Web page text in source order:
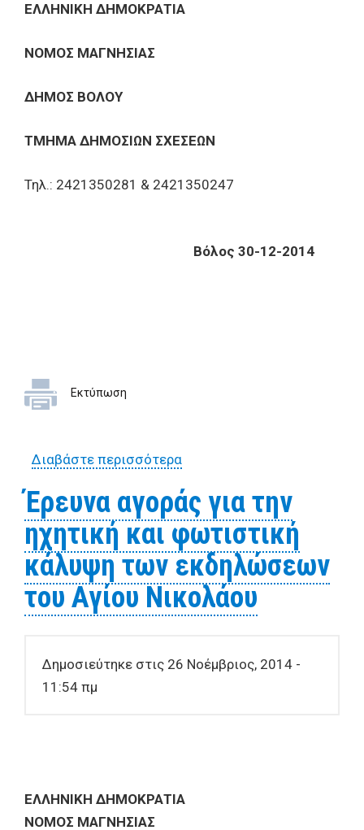
ΕΛΛΗΝΙΚΗ ΔΗΜΟΚΡΑΤΙΑ
ΝΟΜΟΣ ΜΑΓΝΗΣΙΑΣ
ΔΗΜΟΣ ΒΟΛΟΥ
ΤΜΗΜΑ ΔΗΜΟΣΙΩΝ ΣΧΕΣΕΩΝ
Τηλ.: 2421350281 & 2421350247
Βόλος 30-12-2014
Εκτύπωση
Διαβάστε περισσότεραγια Έρευνα αγοράς για την
κάλυψη για τις εκδηλώσεις
της Τελετής Καθαγιασμού
των Υδάτων
Έρευνα αγοράς για την
ηχητική και φωτιστική
κάλυψη των εκδηλώσεων
του Αγίου Νικολάου
Δημοσιεύτηκε στις 26 Νοέμβριος, 2014 -
11:54 πμ
ΕΛΛΗΝΙΚΗ ΔΗΜΟΚΡΑΤΙΑ
ΝΟΜΟΣ ΜΑΓΝΗΣΙΑΣ